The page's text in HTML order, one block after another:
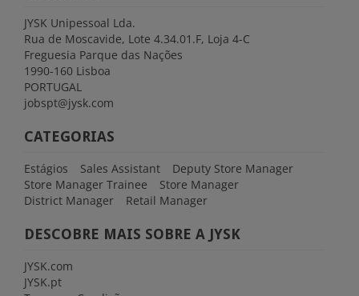
JYSK Unipessoal Lda.
Rua de Moscavide, Lote 4.34.01.F, Loja 4-C
Freguesia Parque das Nações
1990-160 Lisboa
PORTUGAL
jobspt@jysk.com
CATEGORIAS
Estágios Sales Assistant
Deputy Store Manager
Store Manager Trainee
Store Manager
District Manager
Retail Manager
DESCOBRE MAIS SOBRE A JYSK
JYSK.com
JYSK.pt